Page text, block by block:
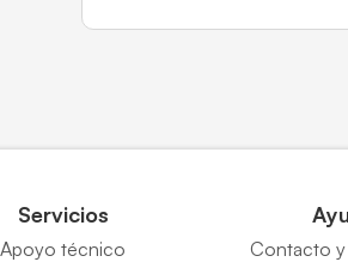
Servicios
Apoyo técnico
Contacto y